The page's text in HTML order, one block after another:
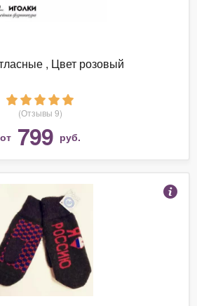
, Цвет розовый
(Отзывы 9)
от 799 руб.